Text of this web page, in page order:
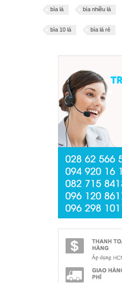
bìa lá bìa nhiều lá
bìa 10 lá bìa lá rẻ